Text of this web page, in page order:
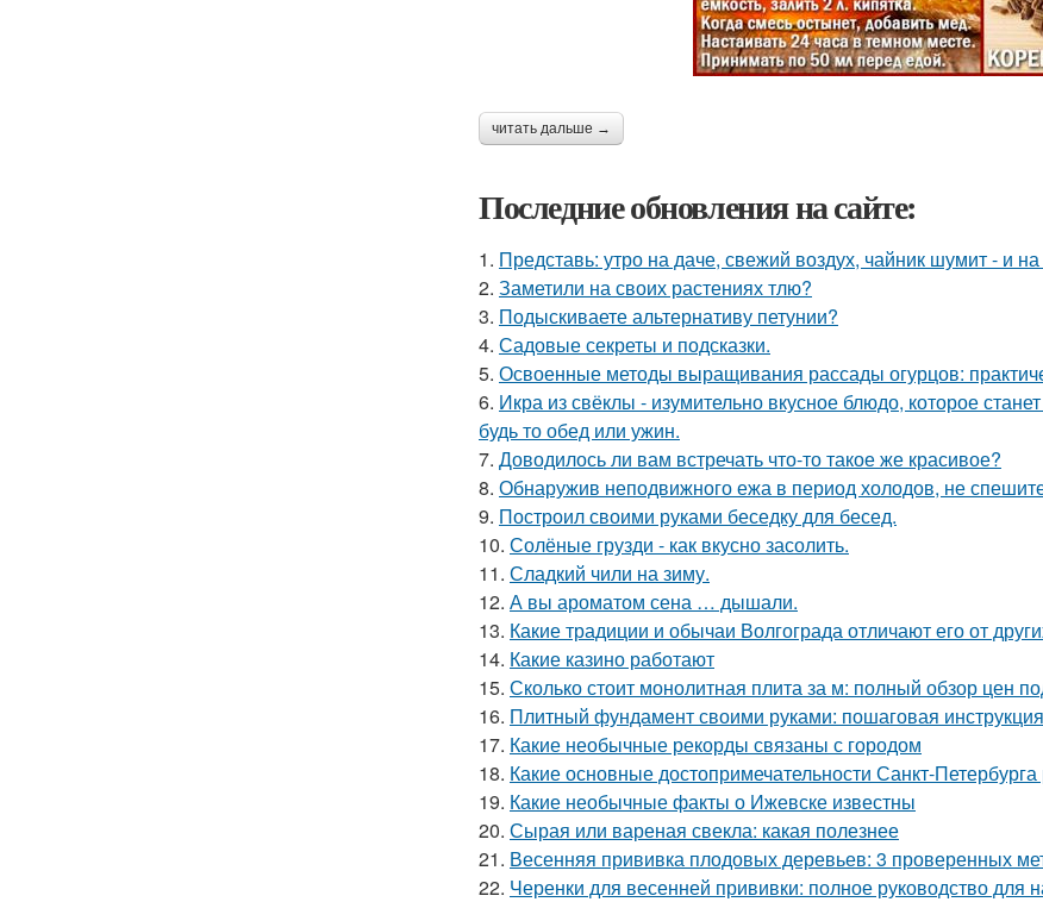
читать дальше →
Последние обновления на сайте:
1. Представь: утро на даче, свежий воздух, чайник шумит - и
2. Заметили на своих растениях тлю?
3. Подыскиваете альтернативу петунии?
4. Садовые секреты и подсказки.
5. Освоенные методы выращивания рассады огурцов:
6. Икра из свёклы - изумительно вкусное блюдо, которое
будь то обед или ужин.
7. Доводилось ли вам встречать что-то такое же красивое?
8. Обнаружив неподвижного ежа в период холодов, не
9. Построил своими руками беседку для бесед.
10. Солёные грузди - как вкусно засолить.
11. Сладкий чили на зиму.
12. А вы ароматом сена … дышали.
13. Какие традиции и обычаи Волгограда отличают его от
14. Какие казино работают
15. Сколько стоит монолитная плита за м: полный обзор цен
16. Плитный фундамент своими руками: пошаговая
17. Какие необычные рекорды связаны с городом
18. Какие основные достопримечательности Санкт-
19. Какие необычные факты о Ижевске известны
20. Сырая или вареная свекла: какая полезнее
21. Весенняя прививка плодовых деревьев: 3 проверенных
22. Черенки для весенней прививки: полное руководство для